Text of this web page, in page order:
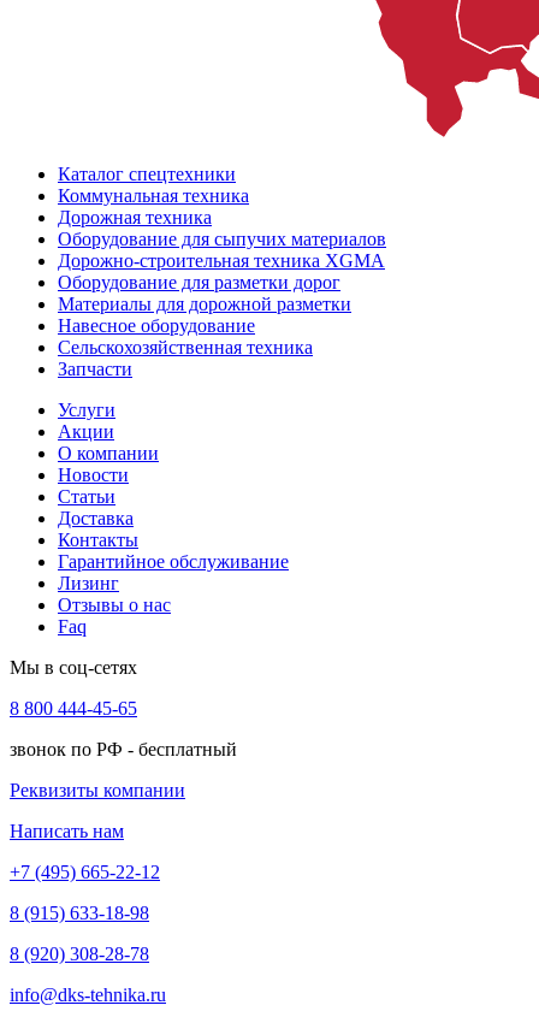
Каталог спецтехники
Коммунальная техника
Дорожная техника
Оборудование для сыпучих материалов
Дорожно-строительная техника XGMA
Оборудование для разметки дорог
Материалы для дорожной разметки
Навесное оборудование
Сельскохозяйственная техника
Запчасти
Услуги
Акции
О компании
Новости
Статьи
Доставка
Контакты
Гарантийное обслуживание
Лизинг
Отзывы о нас
Faq
Мы в соц-сетях
8 800 444-45-65
звонок по РФ - бесплатный
Реквизиты компании
Написать нам
+7 (495) 665-22-12
8 (915) 633-18-98
8 (920) 308-28-78
info@dks-tehnika.ru